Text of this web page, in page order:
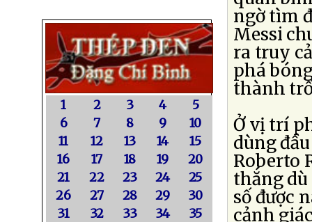
1 2 3 4
5
6
7 8 9
10
11
12 13 14
15
16
17 18 19
20
21
22 23 24
25
26
27 28 29
30
31
32 33 34
35
ngờ tìm
Messi
ra truy
phá
thành
Ở vị trí
dùng
Roberto
thắng dù
số được
cảnh